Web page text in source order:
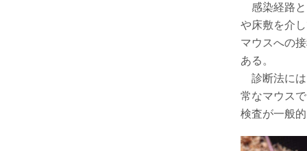
感染経路と
や床敷を介
マウスへの
ある。
診断法には
常なマウス
検査が一般